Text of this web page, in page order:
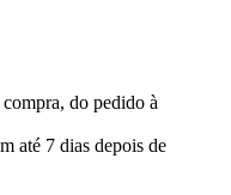
compra, do pedido à
até 7 dias depois de